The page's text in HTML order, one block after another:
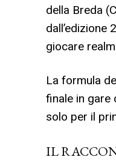
della Breda
giocare
La formula
finale in gare
solo per il
IL